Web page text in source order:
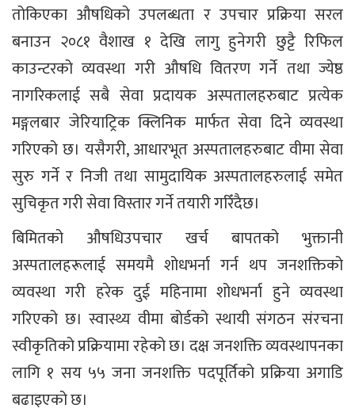
तोकिएका औषधिको उपलब्धता र उपचार प्रक्रिया सरल
बनाउन २०८१ वैशाख १ देखि लागु हुनेगरी छुट्टै रिफिल
काउन्टरको व्यवस्था गरी औषधि वितरण गर्ने तथा ज्येष्ठ
नागरिकलाई सबै सेवा प्रदायक अस्पतालहरुबाट प्रत्येक
मङ्गलबार जेरियाट्रिक क्लिनिक मार्फत सेवा दिने व्यवस्था
गरिएको छ। यसैगरी, आधारभूत अस्पतालहरुबाट वीमा सेवा
सुरु गर्ने र निजी तथा सामुदायिक अस्पतालहरुलाई समेत
सुचिकृत गरी सेवा विस्तार गर्ने तयारी गरिँदैछ।
बिमितको औषधिउपचार खर्च बापतको भुक्तानी
अस्पतालहरूलाई समयमै शोधभर्ना गर्न थप जनशक्तिको
व्यवस्था गरी हरेक दुई महिनामा शोधभर्ना हुने व्यवस्था
गरिएको छ। स्वास्थ्य वीमा बोर्डको स्थायी संगठन संरचना
स्वीकृतिको प्रक्रियामा रहेको छ। दक्ष जनशक्ति व्यवस्थापनका
लागि १ सय ५५ जना जनशक्ति पदपूर्तिको प्रक्रिया अगाडि
बढाइएको छ।